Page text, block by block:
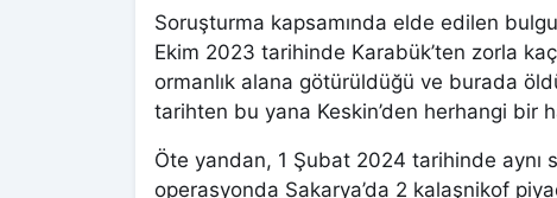
Soruşturma kapsamında elde edilen
Ekim 2023 tarihinde Karabük’ten zorla
ormanlık alana götürüldüğü ve burada
tarihten bu yana Keskin’den herhangi bir
Öte yandan, 1 Şubat 2024 tarihinde aynı
operasyonda Sakarya’da 2 kalaşnikof